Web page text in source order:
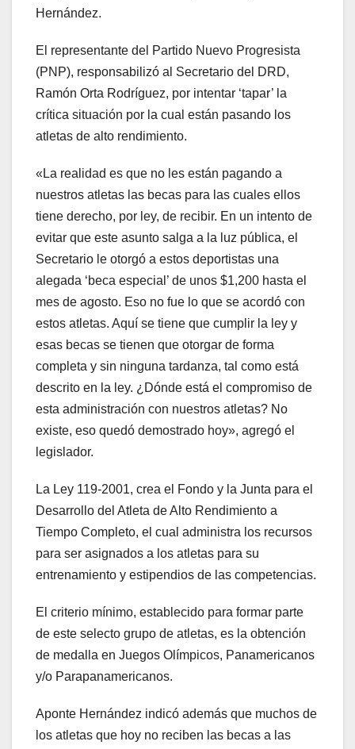
Hernández.
El representante del Partido Nuevo Progresista
(PNP), responsabilizó al Secretario del DRD,
Ramón Orta Rodríguez, por intentar ‘tapar’ la
crítica situación por la cual están pasando los
atletas de alto rendimiento.
«La realidad es que no les están pagando a
nuestros atletas las becas para las cuales ellos
tiene derecho, por ley, de recibir. En un intento de
evitar que este asunto salga a la luz pública, el
Secretario le otorgó a estos deportistas una
alegada ‘beca especial’ de unos $1,200 hasta el
mes de agosto. Eso no fue lo que se acordó con
estos atletas. Aquí se tiene que cumplir la ley y
esas becas se tienen que otorgar de forma
completa y sin ninguna tardanza, tal como está
descrito en la ley. ¿Dónde está el compromiso de
esta administración con nuestros atletas? No
existe, eso quedó demostrado hoy», agregó el
legislador.
La Ley 119-2001, crea el Fondo y la Junta para el
Desarrollo del Atleta de Alto Rendimiento a
Tiempo Completo, el cual administra los recursos
para ser asignados a los atletas para su
entrenamiento y estipendios de las competencias.
El criterio mínimo, establecido para formar parte
de este selecto grupo de atletas, es la obtención
de medalla en Juegos Olímpicos, Panamericanos
y/o Parapanamericanos.
Aponte Hernández indicó además que muchos de
los atletas que hoy no reciben las becas a las